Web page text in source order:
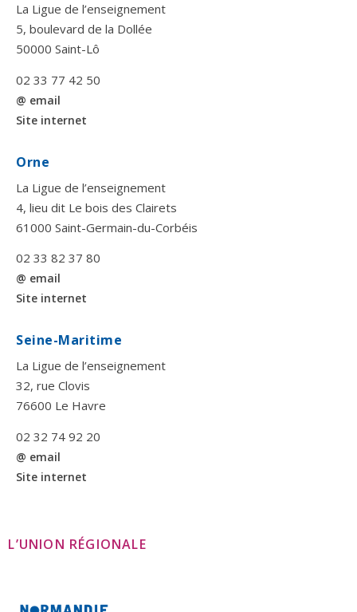
La Ligue de l’enseignement
5, boulevard de la Dollée
50000 Saint-Lô
02 33 77 42 50
@ email
Site internet
Orne
La Ligue de l’enseignement
4, lieu dit Le bois des Clairets
61000 Saint-Germain-du-Corbéis
02 33 82 37 80
@ email
Site internet
Seine-Maritime
La Ligue de l’enseignement
32, rue Clovis
76600 Le Havre
02 32 74 92 20
@ email
Site internet
L’UNION RÉGIONALE